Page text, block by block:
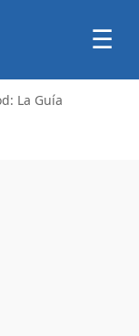
☰
La Guía